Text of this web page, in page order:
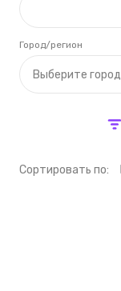
Выберите город
Город/регион
Cортировать по: